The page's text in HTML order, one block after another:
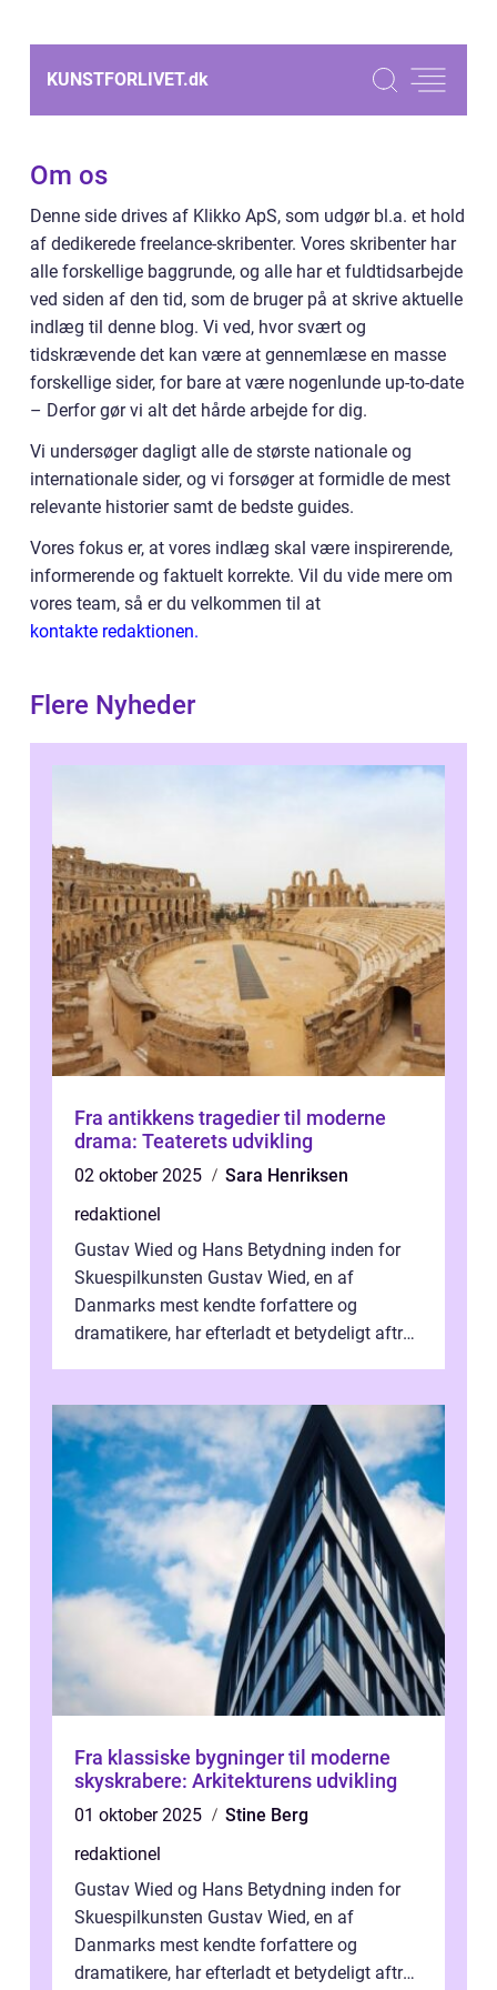
KUNSTFORLIVET.dk
Om os
Denne side drives af Klikko ApS, som udgør bl.a. et hold
af dedikerede freelance-skribenter. Vores skribenter har
alle forskellige baggrunde, og alle har et fuldtidsarbejde
ved siden af den tid, som de bruger på at skrive aktuelle
indlæg til denne blog. Vi ved, hvor svært og
tidskrævende det kan være at gennemlæse en masse
forskellige sider, for bare at være nogenlunde up-to-date
– Derfor gør vi alt det hårde arbejde for dig.
Vi undersøger dagligt alle de største nationale og
internationale sider, og vi forsøger at formidle de mest
relevante historier samt de bedste guides.
Vores fokus er, at vores indlæg skal være inspirerende,
informerende og faktuelt korrekte. Vil du vide mere om
vores team, så er du velkommen til at
kontakte redaktionen.
Flere Nyheder
Fra antikkens tragedier til moderne
drama: Teaterets udvikling
02 oktober 2025
Sara Henriksen
redaktionel
Gustav Wied og Hans Betydning inden for
Skuespilkunsten Gustav Wied, en af
Danmarks mest kendte forfattere og
dramatikere, har efterladt et betydeligt aftryk
Fra klassiske bygninger til moderne
skyskrabere: Arkitekturens udvikling
01 oktober 2025
Stine Berg
redaktionel
Gustav Wied og Hans Betydning inden for
Skuespilkunsten Gustav Wied, en af
Danmarks mest kendte forfattere og
dramatikere, har efterladt et betydeligt aftryk